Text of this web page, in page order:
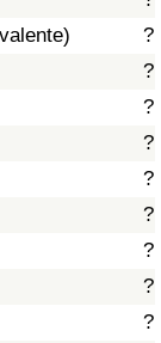
?
?
?
?
?
?
?
?
?